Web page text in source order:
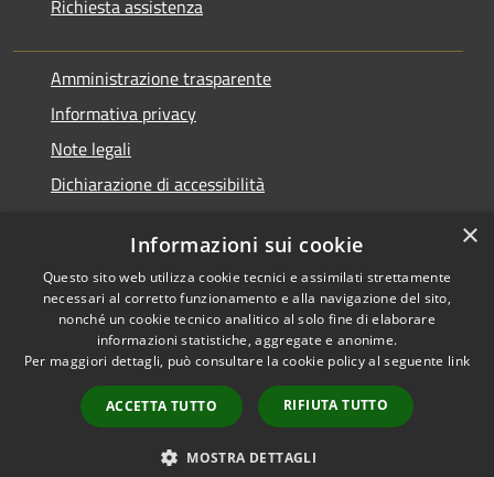
Richiesta assistenza
Amministrazione trasparente
Informativa privacy
Note legali
Dichiarazione di accessibilità
RSS
Accessibilità
Cookie
Mappa del sito
Agire per la cittadinanza
digitale
×
Informazioni sui cookie
Questo sito web utilizza cookie tecnici e assimilati strettamente
necessari al corretto funzionamento e alla navigazione del sito,
nonché un cookie tecnico analitico al solo fine di elaborare
informazioni statistiche, aggregate e anonime.
Per maggiori dettagli, può consultare la cookie policy al seguente link
ACCETTA TUTTO RIFIUTA TUTTO
MOSTRA DETTAGLI